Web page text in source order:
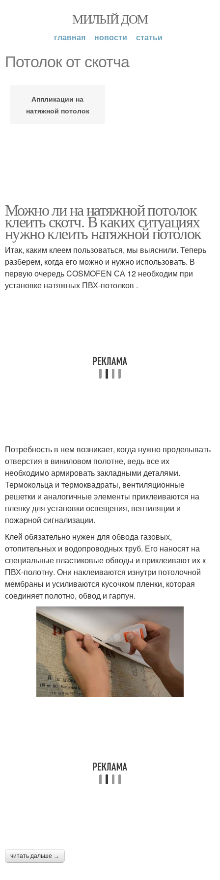
МИЛЫЙ ДОМ
главная новости статьи
Потолок от скотча
Аппликации на
натяжной потолок
Можно ли на натяжной потолок
клеить скотч. В каких ситуациях
нужно клеить натяжной потолок
Итак, каким клеем пользоваться, мы выяснили. Теперь
разберем, когда его можно и нужно использовать. В
первую очередь COSMOFEN СА 12 необходим при
установке натяжных ПВХ-потолков .
Потребность в нем возникает, когда нужно проделывать
отверстия в виниловом полотне, ведь все их
необходимо армировать закладными деталями.
Термокольца и термоквадраты, вентиляционные
решетки и аналогичные элементы приклеиваются на
пленку для установки освещения, вентиляции и
пожарной сигнализации.
Клей обязательно нужен для обвода газовых,
отопительных и водопроводных труб. Его наносят на
специальные пластиковые обводы и приклеивают их к
ПВХ-полотну. Они наклеиваются изнутри потолочной
мембраны и усиливаются кусочком пленки, которая
соединяет полотно, обвод и гарпун.
читать дальше →